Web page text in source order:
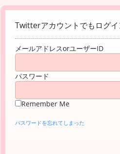
Twitterアカウントでもログ
メールアドレスorユーザーID
パスワード
Remember Me
パスワードを忘れてしまった